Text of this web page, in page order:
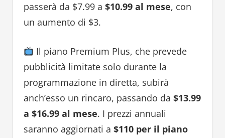
passerà da $7.99 a $10.99 al mese, con
un aumento di $3.
Il piano Premium Plus, che prevede
pubblicità limitate solo durante la
programmazione in diretta, subirà
anch’esso un rincaro, passando da $13.99
a $16.99 al mese. I prezzi annuali
saranno aggiornati a $110 per il piano